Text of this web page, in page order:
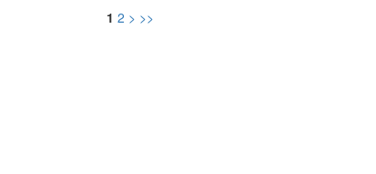
1 2 > >>